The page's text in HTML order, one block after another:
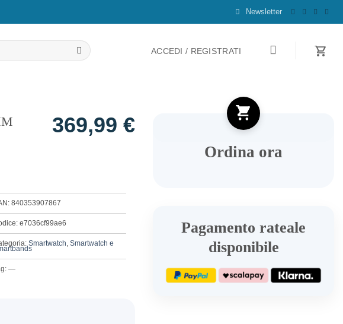
Newsletter
ACCEDI / REGISTRATI
369,99 €
840353907867
e7036cf99ae6
Smartwatch Smartwatch e
—
Ordina ora
Pagamento rateale
disponibile